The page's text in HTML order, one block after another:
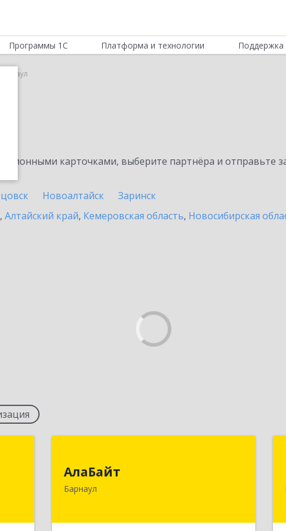
Программы 1С Платформа и технологии Поддержка
Барнаул
карточками, выберите партнёра и отправьте
Новоалтайск
Заринск
, Алтайский край, Кемеровская область, Новосибирская
АлаБайт
Барнаул
Малахова ул, дом № 179, оф.227
Подробнее